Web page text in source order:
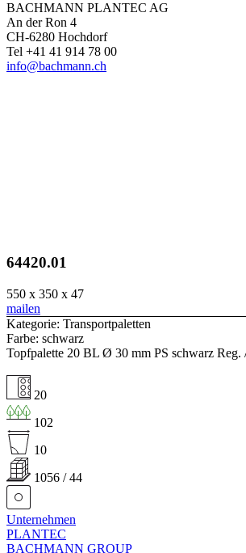
BACHMANN PLANTEC AG
An der Ron 4
CH-6280 Hochdorf
Tel +41 41 914 78 00
info@bachmann.ch
64420.01
550 x 350 x 47
mailen
Kategorie: Transportpaletten
Farbe: schwarz
Topfpalette 20 BL Ø 30 mm PS schwarz Reg.
20
102
10
1056 / 44
Unternehmen
PLANTEC
BACHMANN GROUP